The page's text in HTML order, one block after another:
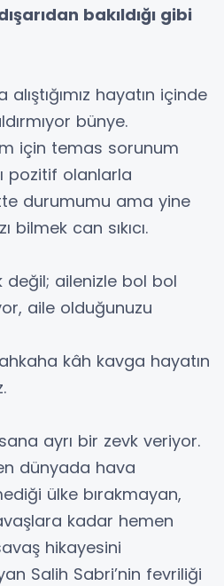
bakıldığı gibi
hayatın içinde
bünye.
için temas sorunum
pozitif olanlarla
durumumu ama yine
bilmek can sıkıcı.
değil; ailenizle bol bol
aile olduğunuzu
kâh kavga hayatın
ayrı bir zevk veriyor.
dünyada hava
ülke bırakmayan,
kadar hemen
hikayesini
Salih Sabri’nin fevriliği